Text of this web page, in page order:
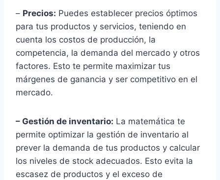
– Precios: Puedes establecer precios óptimos
para tus productos y servicios, teniendo en
cuenta los costos de producción, la
competencia, la demanda del mercado y otros
factores. Esto te permite maximizar tus
márgenes de ganancia y ser competitivo en el
mercado.
– Gestión de inventario: La matemática te
permite optimizar la gestión de inventario al
prever la demanda de tus productos y calcular
los niveles de stock adecuados. Esto evita la
escasez de productos y el exceso de